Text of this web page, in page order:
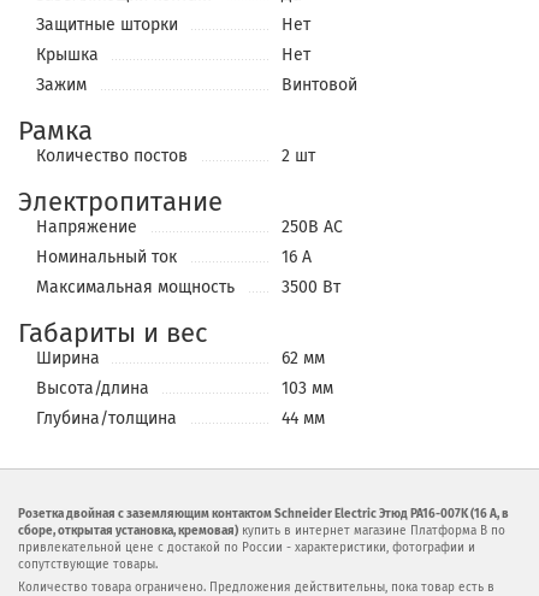
Защитные шторки
Нет
Крышка
Нет
Зажим
Винтовой
Рамка
Количество постов 2 шт
Электропитание
Напряжение
250В АС
Номинальный ток
16 А
Максимальная мощность
3500 Вт
Габариты и вес
Ширина
62 мм
Высота/длина
103 мм
Глубина/толщина
44 мм
Розетка двойная с заземляющим контактом Schneider Electric Этюд PA16-007K (16 А, в
сборе, открытая установка, кремовая) купить в интернет магазине Платформа В по
привлекательной цене с достакой по России - характеристики, фотографии и
сопутствующие товары.
Количество товара ограничено. Предложения действительны, пока товар есть в